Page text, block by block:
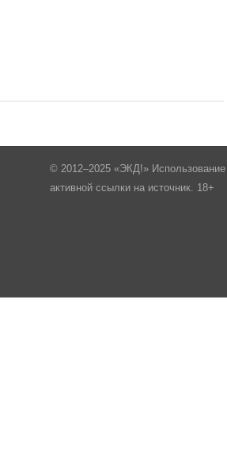
© 2012–2025 «ЭКД!»
активной ссылки на источник. 18+